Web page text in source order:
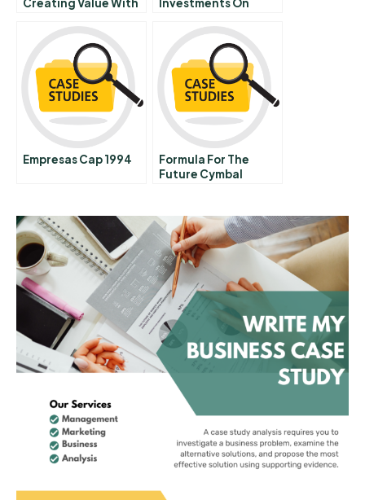
Creating Value With
Investments On
Empresas Cap 1994
Formula For The
Future Cymbal
Leading For The
Long Term